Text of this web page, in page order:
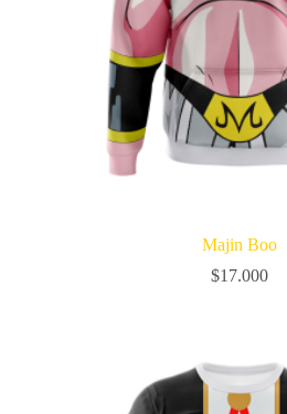
Majin Boo
$17.000